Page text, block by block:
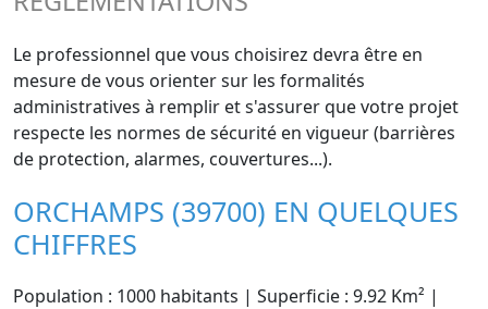
Le professionnel que vous choisirez devra être en
mesure de vous orienter sur les formalités
administratives à remplir et s'assurer que votre projet
respecte les normes de sécurité en vigueur (barrières
de protection, alarmes, couvertures...).
ORCHAMPS (39700) EN QUELQUES
CHIFFRES
Population : 1000 habitants | Superficie : 9.92 Km² |